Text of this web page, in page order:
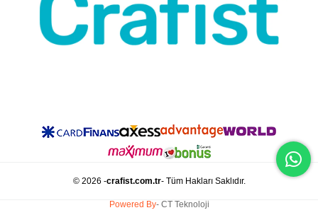
© 2026 -crafist.com.tr- Tüm Hakları Saklıdır.
Powered By- CT Teknoloji